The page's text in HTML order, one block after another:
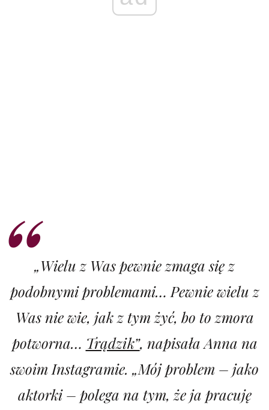
„Wielu z Was pewnie zmaga się z
podobnymi problemami… Pewnie wielu z
Was nie wie, jak z tym żyć, bo to zmora
potworna… Trądzik”, napisała Anna na
swoim Instagramie. „Mój problem – jako
aktorki – polega na tym, że ja pracuję